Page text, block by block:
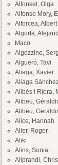
Alfonsel, Olga
Alfonso Mory,
Alforcea, Albert
Algorta,
Maco
Algozzino,
Algueró, Tavi
Aliaga, Xavier
Aliaga
Alibés i Riera,
Alibeu,
Alibeu,
Alice, Hannah
Alier, Roger
Aliki
Alins, Sonia
Aliprandi,